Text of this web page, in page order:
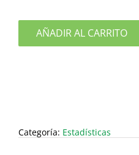
AÑADIR AL CARRITO
Categoría: Estadísticas